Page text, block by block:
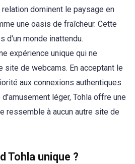
dominent le paysage en
une oasis de fraîcheur. Cette
d'un monde inattendu.
expérience unique qui ne
site de webcams. En acceptant le
aux connexions authentiques
léger, Tohla offre une
ressemble à aucun autre site de
Tohla unique ?